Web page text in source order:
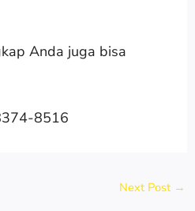
Anda juga bisa
8516
Next Post →